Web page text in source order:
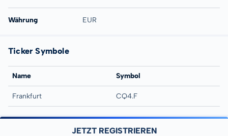
Währung EUR
Ticker Symbole
Name Symbol
Frankfurt CQ4.F
JETZT REGISTRIEREN